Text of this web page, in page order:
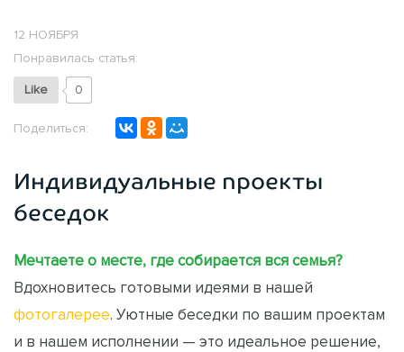
12 НОЯБРЯ
Понравилась статья:
Like 0
Поделиться:
Индивидуальные проекты
беседок
Мечтаете о месте, где собирается вся семья?
Вдохновитесь готовыми идеями в нашей
фотогалерее. Уютные беседки по вашим проектам
и в нашем исполнении — это идеальное решение,